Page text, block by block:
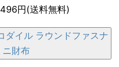
円(送料無料)
ダイル ラウンドファスナ
ニ財布